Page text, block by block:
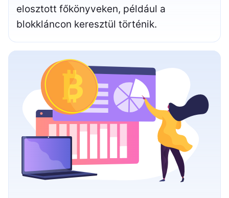
elosztott főkönyveken, például a
blokkláncon keresztül történik.